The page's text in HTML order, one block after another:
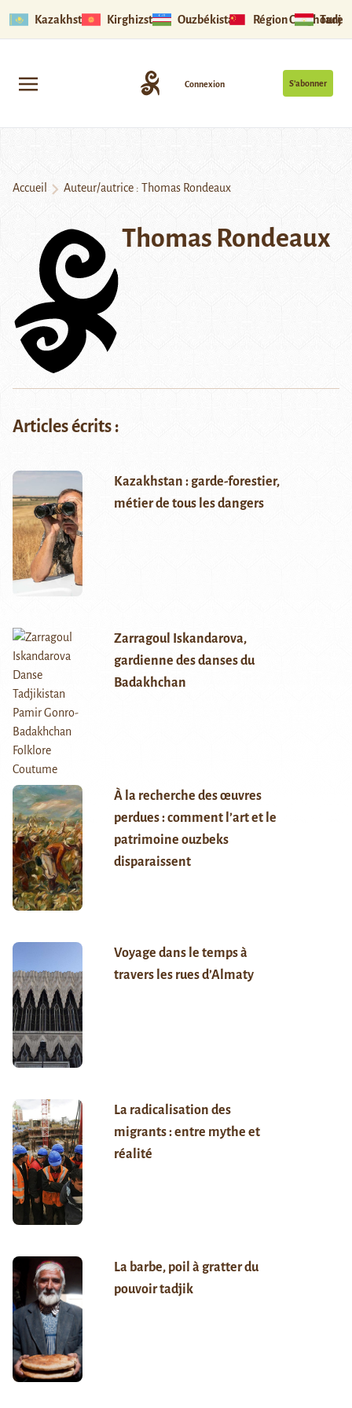
Kazakhstan Kirghizstan Ouzbékistan Région Ouïghoure
S’abonner
Connexion
Accueil Auteur/autrice : Thomas Rondeaux
Thomas Rondeaux
Articles écrits :
Kazakhstan : garde-forestier,
métier de tous les dangers
Zarragoul Iskandarova,
gardienne des danses du
Badakhchan
À la recherche des œuvres
perdues : comment l’art et le
patrimoine ouzbeks
disparaissent
Voyage dans le temps à
travers les rues d’Almaty
La radicalisation des
migrants : entre mythe et
réalité
La barbe, poil à gratter du
pouvoir tadjik